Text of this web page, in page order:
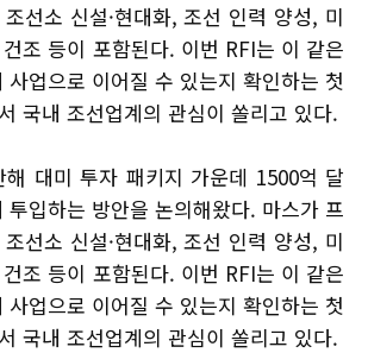
선소 신설·현대화, 조선 인력 양성, 미
조 등이 포함된다. 이번 RFI는 이 같은
사업으로 이어질 수 있는지 확인하는 첫
국내 조선업계의 관심이 쏠리고 있다.
대미 투자 패키지 가운데 1500억 달
투입하는 방안을 논의해왔다. 마스가 프
선소 신설·현대화, 조선 인력 양성, 미
조 등이 포함된다. 이번 RFI는 이 같은
사업으로 이어질 수 있는지 확인하는 첫
국내 조선업계의 관심이 쏠리고 있다.